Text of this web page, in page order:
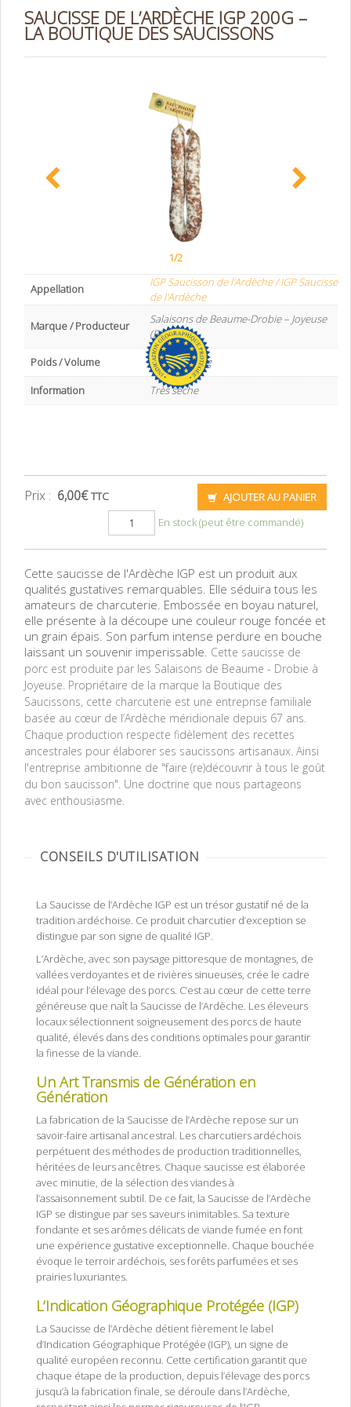
SAUCISSE DE L’ARDÈCHE IGP 200G –
LA BOUTIQUE DES SAUCISSONS
1/2
Appellation
IGP Saucisson de l'Ardèche / IGP Saucisse
de l'Ardèche
Marque / Producteur
Salaisons de Beaume-Drobie – Joyeuse
(F07)
Poids / Volume
Environ 200 g
Information
Très sèche
Prix : 6,00€ TTC
AJOUTER AU PANIER
En stock (peut être commandé)
Cette saucisse de l'Ardèche IGP est un produit aux
qualités gustatives remarquables. Elle séduira tous les
amateurs de charcuterie. Embossée en boyau naturel,
elle présente à la découpe une couleur rouge foncée et
un grain épais. Son parfum intense perdure en bouche
laissant un souvenir imperissable. Cette saucisse de
porc est produite par les Salaisons de Beaume - Drobie à
Joyeuse. Propriétaire de la marque la Boutique des
Saucissons, cette charcuterie est une entreprise familiale
basée au cœur de l’Ardèche méridionale depuis 67 ans.
Chaque production respecte fidèlement des recettes
ancestrales pour élaborer ses saucissons artisanaux. Ainsi
l'entreprise ambitionne de "faire (re)découvrir à tous le goût
du bon saucisson". Une doctrine que nous partageons
avec enthousiasme.
CONSEILS D'UTILISATION
La Saucisse de l’Ardèche IGP est un trésor gustatif né de la
tradition ardéchoise. Ce produit charcutier d’exception se
distingue par son signe de qualité IGP.
L’Ardèche, avec son paysage pittoresque de montagnes, de
vallées verdoyantes et de rivières sinueuses, crée le cadre
idéal pour l’élevage des porcs. C’est au cœur de cette terre
généreuse que naît la Saucisse de l’Ardèche. Les éleveurs
locaux sélectionnent soigneusement des porcs de haute
qualité, élevés dans des conditions optimales pour garantir
la finesse de la viande.
Un Art Transmis de Génération en
Génération
La fabrication de la Saucisse de l’Ardèche repose sur un
savoir-faire artisanal ancestral. Les charcutiers ardéchois
perpétuent des méthodes de production traditionnelles,
héritées de leurs ancêtres. Chaque saucisse est élaborée
avec minutie, de la sélection des viandes à
l’assaisonnement subtil. De ce fait, la Saucisse de l’Ardèche
IGP se distingue par ses saveurs inimitables. Sa texture
fondante et ses arômes délicats de viande fumée en font
une expérience gustative exceptionnelle. Chaque bouchée
évoque le terroir ardéchois, ses forêts parfumées et ses
prairies luxuriantes.
L’Indication Géographique Protégée (IGP)
La Saucisse de l’Ardèche détient fièrement le label
d’Indication Géographique Protégée (IGP), un signe de
qualité européen reconnu. Cette certification garantit que
chaque étape de la production, depuis l’élevage des porcs
jusqu’à la fabrication finale, se déroule dans l’Ardèche,